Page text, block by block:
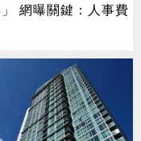
網曝關鍵：人事費